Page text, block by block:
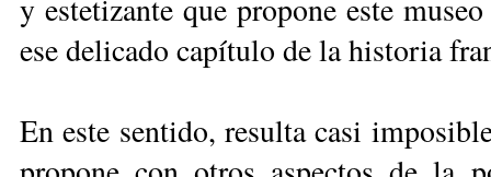
y estetizante que propone este
ese delicado capítulo de la historia
En este sentido, resulta casi